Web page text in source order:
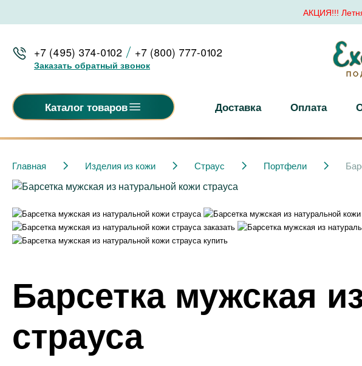
АКЦИЯ!!!
+7 (495) 374-0102 +7 (800) 777-0102
Заказать обратный звонок
Каталог товаров Доставка Оплата
Главная Изделия из кожи Страус Портфели
Барсетка мужская
страуса